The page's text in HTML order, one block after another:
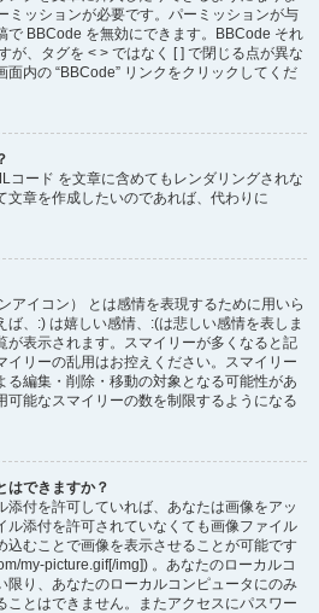
ミッションが必要です。パーミッションが与
で BBCode を無効にできます。BBCode それ
が、タグを < > ではなく [ ] で閉じる点が異な
内の “BBCode” リンクをクリックしてくだ
コード を文章に含めてもレンダリングされな
文章を作成したいのであれば、代わりに
アイコン） とは感情を表現するために用いら
、:) は嬉しい感情、:(は悲しい感情を表しま
が表示されます。スマイリーが多くなると記
イリーの乱用はお控えください。スマイリー
る編集・削除・移動の対象となる可能性があ
可能なスマイリーの数を制限するようになる
はできますか？
付を許可していれば、あなたは画像をアッ
ル添付を許可されていなくても画像ファイル
込むことで画像を表示させることが可能です
my-picture.gif[/img]) 。あなたのローカルコ
限り、あなたのローカルコンピュータにのみ
ことはできません。またアクセスにパスワー